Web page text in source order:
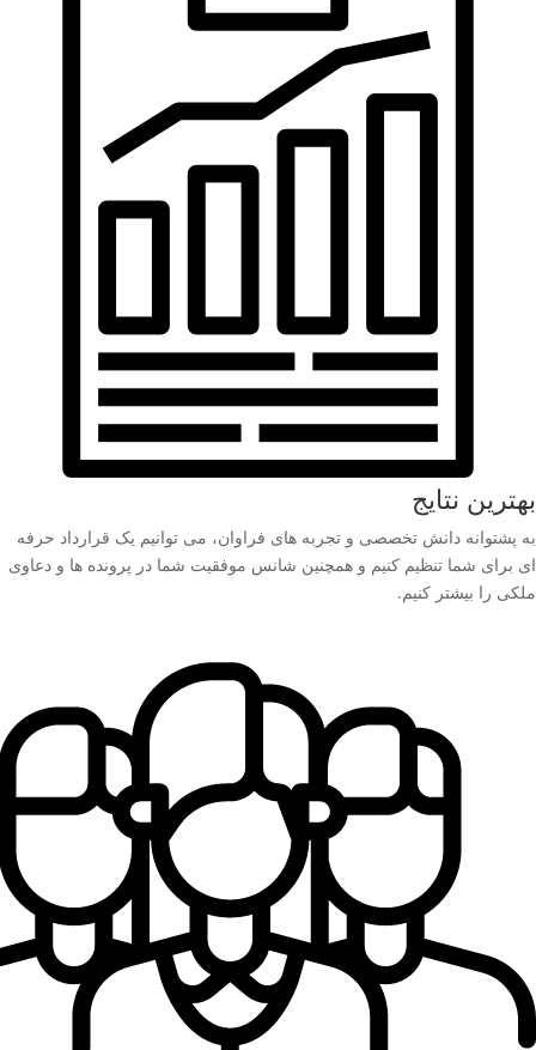
بهترین نتایج
به پشتوانه دانش تخصصی و تجربه های فراوان، می توانیم یک قرارداد حرفه
ای برای شما تنظیم کنیم و همچنین شانس موفقیت شما در پرونده ها و دعاوی
ملکی را بیشتر کنیم.